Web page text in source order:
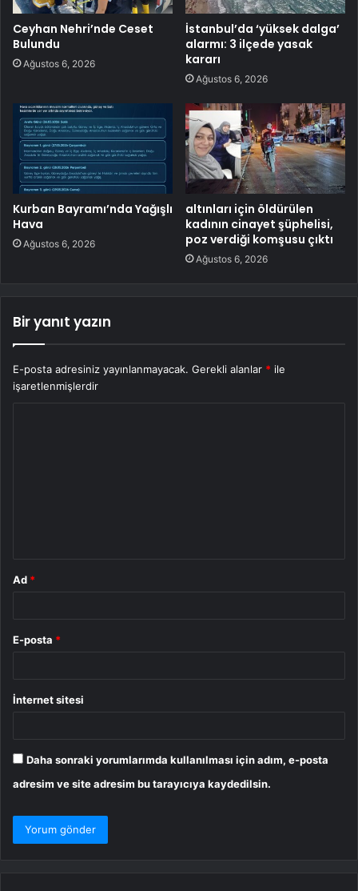
Ceyhan Nehri’nde Ceset
Bulundu
Ağustos 6, 2026
İstanbul’da ‘yüksek dalga’
alarmı: 3 ilçede yasak
kararı
Ağustos 6, 2026
Kurban Bayramı’nda Yağışlı
Hava
Ağustos 6, 2026
altınları için öldürülen
kadının cinayet şüphelisi,
poz verdiği komşusu çıktı
Ağustos 6, 2026
Bir yanıt yazın
E-posta adresiniz yayınlanmayacak. Gerekli alanlar * ile
işaretlenmişlerdir
Ad *
E-posta *
İnternet sitesi
Daha sonraki yorumlarımda kullanılması için adım, e-posta
adresim ve site adresim bu tarayıcıya kaydedilsin.